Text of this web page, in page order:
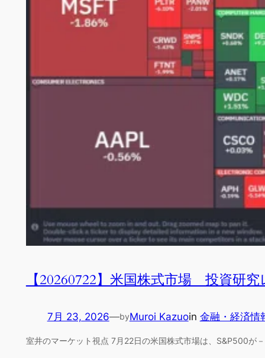
【20260722】米国株式市場 投資研
7月 23, 2026—byMuroi Kazuoin 金融・経済情
室井のマーケット視点 7月22日の米国株式市場は、S&P500が